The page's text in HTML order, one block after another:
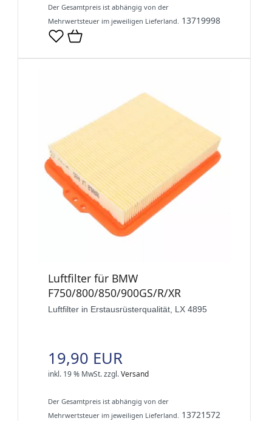
Der Gesamtpreis ist abhängig von der
Mehrwertsteuer im jeweiligen Lieferland. 13719998
Luftfilter für BMW
F750/800/850/900GS/R/XR
Luftfilter in Erstausrüsterqualität, LX 4895
19,90 EUR
inkl. 19 % MwSt.zzgl.Versand
Der Gesamtpreis ist abhängig von der
Mehrwertsteuer im jeweiligen Lieferland. 13721572